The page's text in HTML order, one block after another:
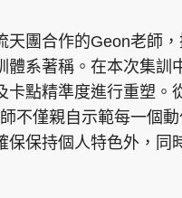
天團合作的Geon老師
體系著稱。在本次集
卡點精準度進行重塑。
不僅親自示範每一個
保保持個人特色外，同